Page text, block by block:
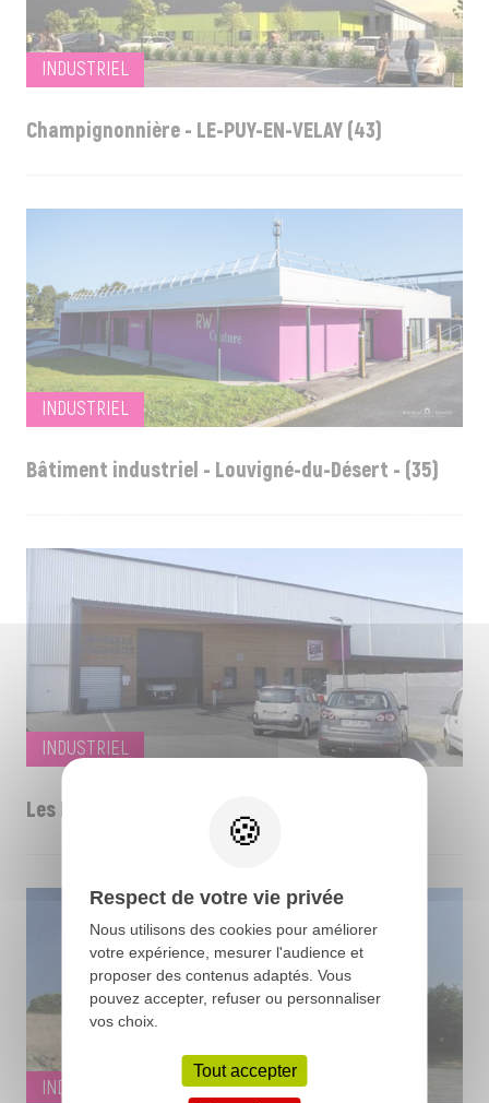
INDUSTRIEL
Champignonnière - LE-PUY-EN-VELAY (43)
INDUSTRIEL
Bâtiment industriel - Louvigné-du-Désert - (35)
INDUSTRIEL
Les Restos du Cœur - Fougères - (35)
INDUSTRIEL
Respect de votre vie privée
Nous utilisons des cookies pour améliorer
votre expérience, mesurer l'audience et
proposer des contenus adaptés. Vous
pouvez accepter, refuser ou personnaliser
vos choix.
Tout accepter